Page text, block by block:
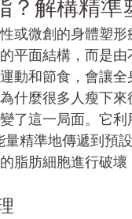
？解構精準
或微創的身體塑
平面結構，而是
動和節食，會讓
什麼很多人瘦下
了這一局面。它
量精準地傳遞到預
脂肪細胞進行破